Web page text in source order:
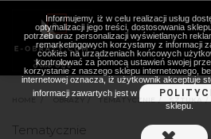
OBRAZY TEMATYCZNIE
Tematycznie
Informujemy, iż w celu realizacji usług
optymalizacji jego treści, dostosowania
potrzeb oraz personalizacji wyświetlanych
remarketingowych korzystamy z informacji
cookies na urządzeniach końcowych
kontrolować za pomocą ustawień swojej
korzystanie z naszego sklepu internetowego,
internetowej oznacza, iż użytkownik akceptuje
informacji zawartych jest w
sklepu.